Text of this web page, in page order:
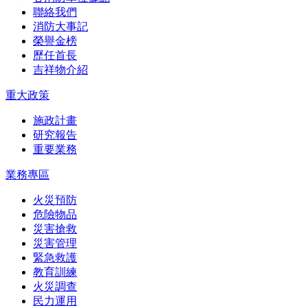
聯絡我們
消防大事記
榮譽金榜
歷任首長
吉祥物介紹
重大政策
施政計畫
研究報告
重要業務
業務專區
火災預防
危險物品
災害搶救
災害管理
緊急救護
教育訓練
火災調查
民力運用